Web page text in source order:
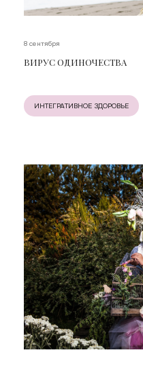
8 сентября
ВИРУС ОДИНОЧЕСТВА
ИНТЕГРАТИВНОЕ ЗДОРОВЬЕ